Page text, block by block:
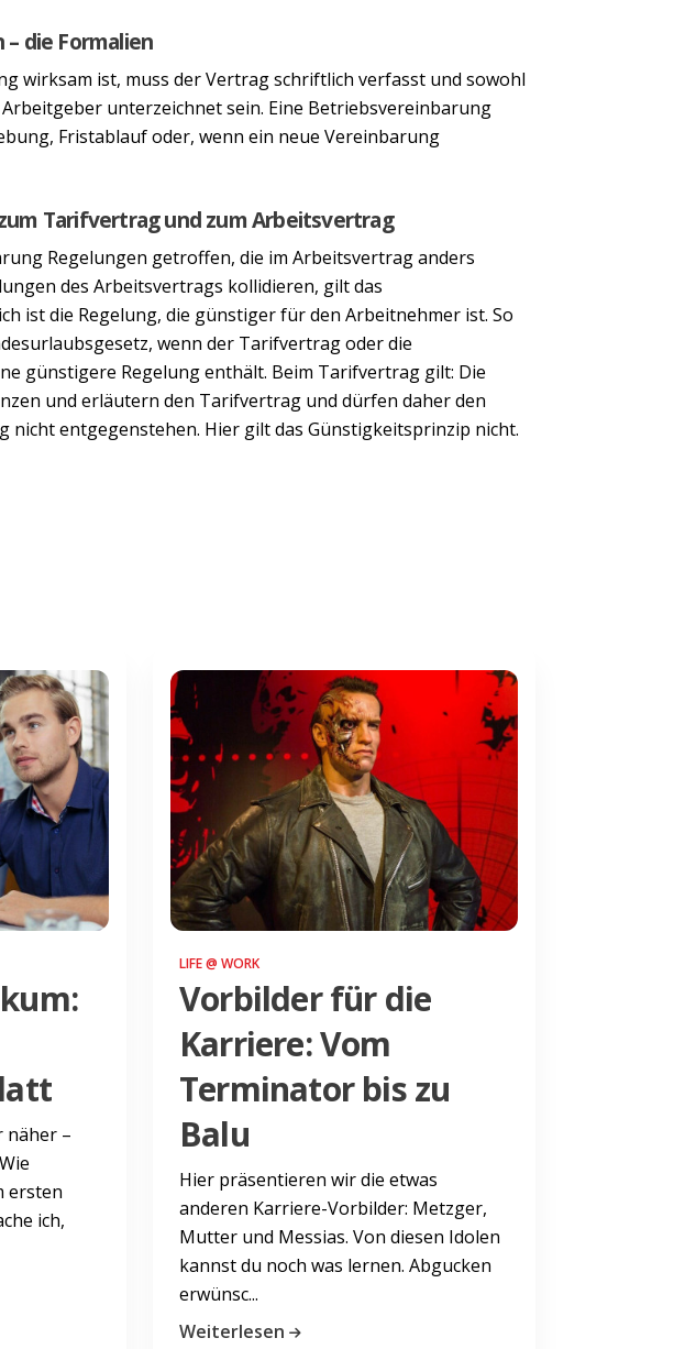
die Formalien
wirksam ist, muss der Vertrag schriftlich verfasst und sowohl
unterzeichnet sein. Eine Betriebsvereinbarung
Fristablauf oder, wenn ein neue Vereinbarung
Tarifvertrag und zum Arbeitsvertrag
Regelungen getroffen, die im Arbeitsvertrag anders
des Arbeitsvertrags kollidieren, gilt das
ist die Regelung, die günstiger für den Arbeitnehmer ist. So
wenn der Tarifvertrag oder die
günstigere Regelung enthält. Beim Tarifvertrag gilt: Die
und erläutern den Tarifvertrag und dürfen daher den
nicht entgegenstehen. Hier gilt das Günstigkeitsprinzip nicht.
näher –
ersten
ich,
LIFE @ WORK
Vorbilder für die
Karriere: Vom
Terminator bis zu
Balu
Hier präsentieren wir die etwas
anderen Karriere-Vorbilder: Metzger,
Mutter und Messias. Von diesen Idolen
kannst du noch was lernen. Abgucken
erwünsc...
Weiterlesen